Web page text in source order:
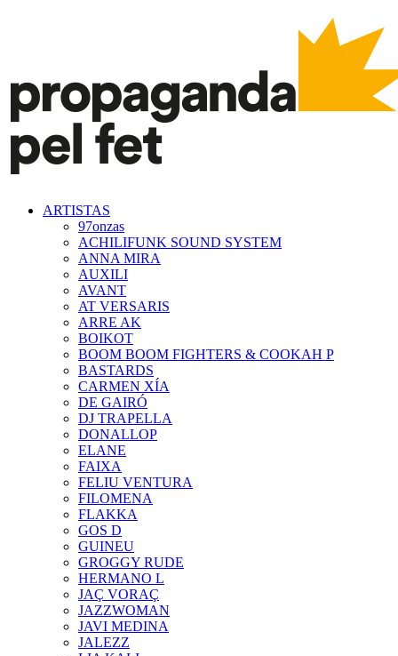
ARTISTAS
97onzas
ACHILIFUNK SOUND SYSTEM
ANNA MIRA
AUXILI
AVANT
AT VERSARIS
ARRE AK
BOIKOT
BOOM BOOM FIGHTERS & COOKAH P
BASTARDS
CARMEN XÍA
DE GAIRÓ
DJ TRAPELLA
DONALLOP
ELANE
FAIXA
FELIU VENTURA
FILOMENA
FLAKKA
GOS D
GUINEU
GROGGY RUDE
HERMANO L
JAÇ VORAÇ
JAZZWOMAN
JAVI MEDINA
JALEZZ